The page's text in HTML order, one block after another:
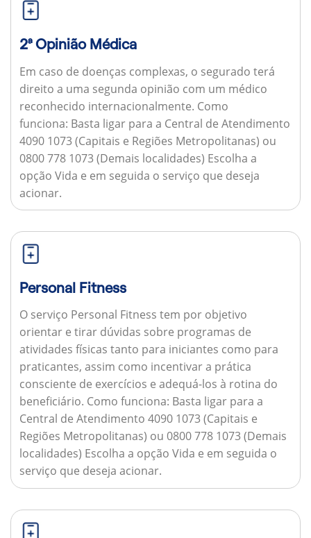
2ª Opinião Médica
Em caso de doenças complexas, o segurado terá
direito a uma segunda opinião com um médico
reconhecido internacionalmente. Como
funciona: Basta ligar para a Central de Atendimento
4090 1073 (Capitais e Regiões Metropolitanas) ou
0800 778 1073 (Demais localidades) Escolha a
opção Vida e em seguida o serviço que deseja
acionar.
Personal Fitness
O serviço Personal Fitness tem por objetivo
orientar e tirar dúvidas sobre programas de
atividades físicas tanto para iniciantes como para
praticantes, assim como incentivar a prática
consciente de exercícios e adequá-los à rotina do
beneficiário. Como funciona: Basta ligar para a
Central de Atendimento 4090 1073 (Capitais e
Regiões Metropolitanas) ou 0800 778 1073 (Demais
localidades) Escolha a opção Vida e em seguida o
serviço que deseja acionar.